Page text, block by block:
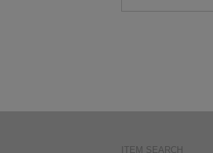
ITEM SEARCH